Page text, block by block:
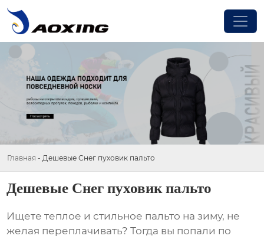
Главная - Дешевые Снег пуховик пальто
Дешевые Снег пуховик пальто
Ищете теплое и стильное пальто на зиму, не
желая переплачивать? Тогда вы попали по